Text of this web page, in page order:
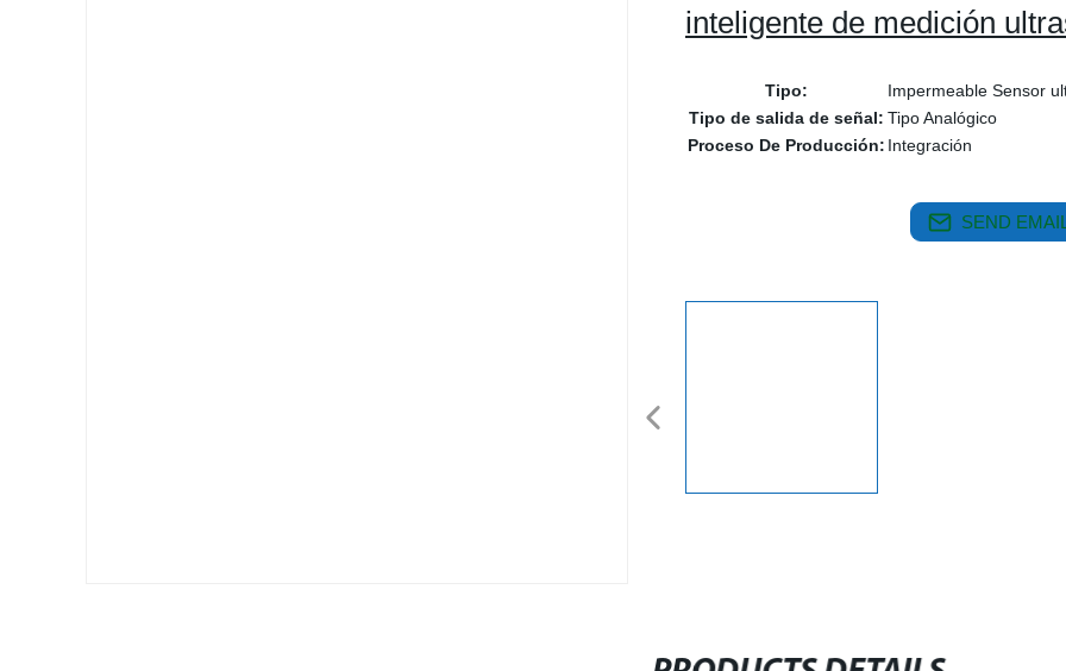
inteligente de medición
Tipo:
Impermeable Sensor
Tipo de salida de señal: Tipo Analógico
Proceso De Producción: Integración
SEND